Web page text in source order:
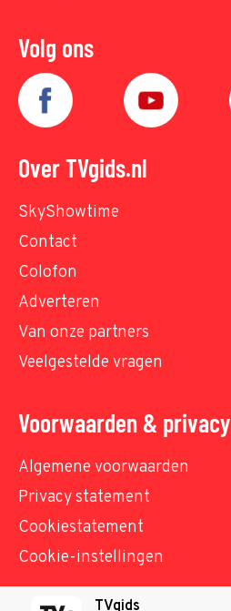
Volg ons
Over TVgids.nl
SkyShowtime
Contact
Colofon
Adverteren
Van onze partners
Veelgestelde vragen
Voorwaarden & privacy
Algemene voorwaarden
Privacy statement
Cookiestatement
Cookie-instellingen
TVgids